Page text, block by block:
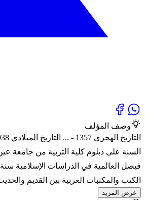
وصف المؤلف
الكتب والمكتبات العربية بين القديم
عرض المزيد